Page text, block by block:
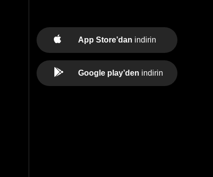
App Store’dan indirin
Google play’den indirin